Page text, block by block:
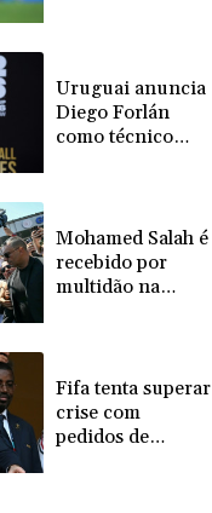
Uruguai anuncia
Diego Forlán
como técnico
Mohamed Salah é
recebido por
multidão na
Fifa tenta superar
crise com
pedidos de